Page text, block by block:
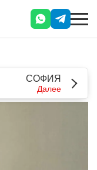
СОФИЯ
Далее